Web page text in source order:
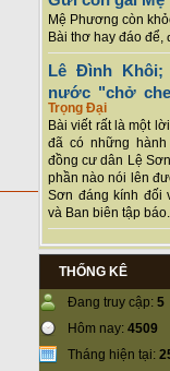
Mệ Phương còn
Bài thơ hay đáo để,
Lê Đình
nước "chở
Trọng Đại
Bài viết rất là một
đã có những
đồng cư dân Lệ
phần nào nói lên
Sơn đáng kính đối
và Ban biên tập
THỐNG KÊ
Đang truy cập: 5
Hôm nay: 4509
Tháng hiện tại: